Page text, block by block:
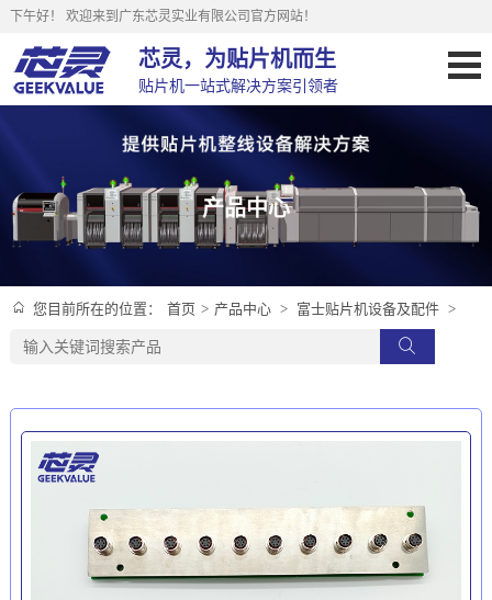
下午好！ 欢迎来到广东芯灵实业有限公司官方网站！
芯灵，为贴片机而生
贴片机一站式解决方案引领者
产品中心
您目前所在的位置： 首页 > 产品中心 > 富士贴片机设备及配件 >